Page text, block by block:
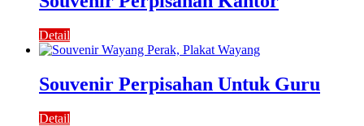
Detail
Souvenir Perpisahan Untuk Guru
Detail